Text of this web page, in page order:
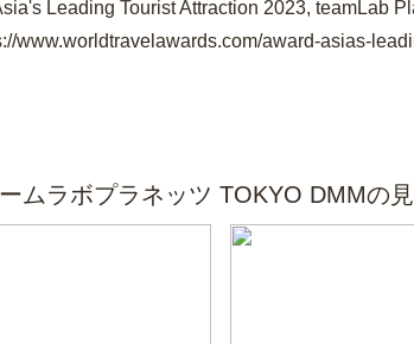
Leading Tourist Attraction 2023, teamLab
www.worldtravelawards.com/award-asias-
ムラボプラネッツ TOKYO DMMの